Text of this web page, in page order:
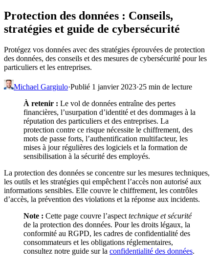
Protection des données : Conseils,
stratégies et guide de cybersécurité
Protégez vos données avec des stratégies éprouvées de protection
des données, des conseils et des mesures de cybersécurité pour les
particuliers et les entreprises.
Michael Gargiulo·Publié 1 janvier 2023·25 min de lecture
À retenir : Le vol de données entraîne des pertes
financières, l’usurpation d’identité et des dommages à la
réputation des particuliers et des entreprises. La
protection contre ce risque nécessite le chiffrement, des
mots de passe forts, l’authentification multifacteur, les
mises à jour régulières des logiciels et la formation de
sensibilisation à la sécurité des employés.
La protection des données se concentre sur les mesures techniques,
les outils et les stratégies qui empêchent l’accès non autorisé aux
informations sensibles. Elle couvre le chiffrement, les contrôles
d’accès, la prévention des violations et la réponse aux incidents.
Note : Cette page couvre l’aspect technique et sécurité
de la protection des données. Pour les droits légaux, la
conformité au RGPD, les cadres de confidentialité des
consommateurs et les obligations réglementaires,
consultez notre guide sur la confidentialité des données.